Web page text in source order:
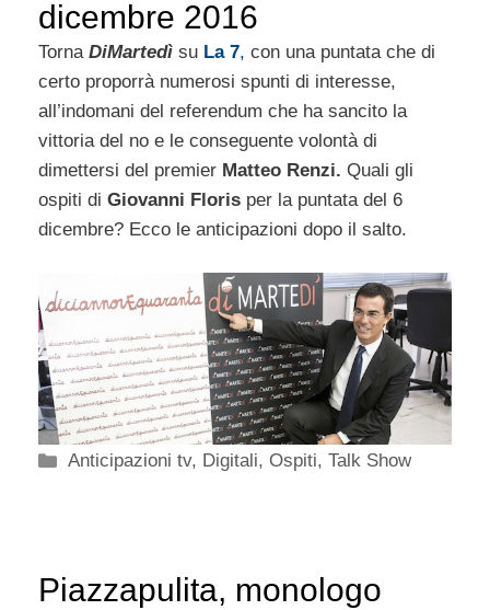
dicembre 2016
Torna DiMartedì su La 7, con una puntata che di
certo proporrà numerosi spunti di interesse,
all’indomani del referendum che ha sancito la
vittoria del no e le conseguente volontà di
dimettersi del premier Matteo Renzi. Quali gli
ospiti di Giovanni Floris per la puntata del 6
dicembre? Ecco le anticipazioni dopo il salto.
Categorie
Anticipazioni tv, Digitali,Ospiti,Talk Show
Piazzapulita, monologo